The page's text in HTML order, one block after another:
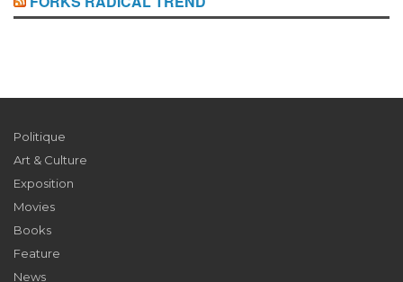
Politique
Art & Culture
Exposition
Movies
Books
Feature
News